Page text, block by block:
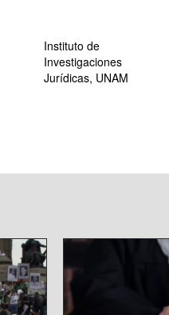
Instituto de
Investigaciones
Jurídicas, UNAM